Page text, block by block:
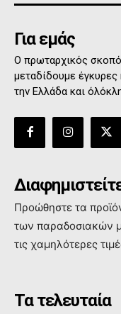
Για εμάς
Ο πρωταρχικός
μεταδίδουμε
την Ελλάδα και
Προώθηστε τα
των παραδοσιακών
τις χαμηλότερες
Τα τελευταία